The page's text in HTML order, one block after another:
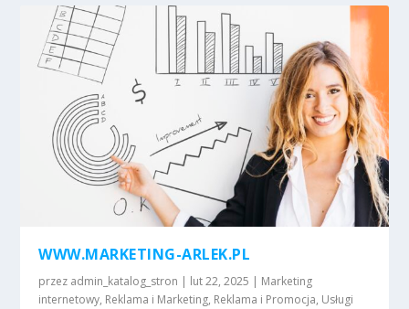
WWW.MARKETING-ARLEK.PL
przez admin_katalog_stron | lut 22, 2025 | Marketing
internetowy, Reklama i Marketing, Reklama i Promocja, Usługi